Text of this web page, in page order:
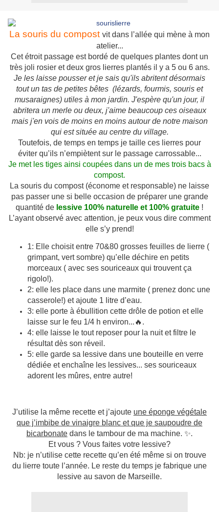
La souris du compost vit dans l’allée qui mène à mon
atelier...
Cet étroit passage est bordé de quelques plantes dont un
très joli rosier et deux gros lierres plantés il y a 5 ou 6 ans.
Je les laisse pousser et je sais qu'ils abritent désormais
tout un tas de petites bêtes (lézards, fourmis, souris et
musaraignes) utiles à mon jardin. J'espère qu'un jour, il
abritera un merle ou deux, j'aime beaucoup ces oiseaux
mais j'en vois de moins en moins autour de notre maison
qui est située au centre du village.
Toutefois, de temps en temps je taille ces lierres pour
éviter qu’ils n’empiètent sur le passage carrossable...
Je met les tiges ainsi coupées dans un de mes trois bacs à
compost.
La souris du compost (économe et responsable) ne laisse
pas passer une si belle occasion de préparer une grande
quantité de lessive 100% naturelle et 100% gratuite !
L’ayant observé avec attention, je peux vous dire comment
elle s’y prend!
1: Elle choisit entre 70&80 grosses feuilles de lierre (
grimpant, vert sombre) qu’elle déchire en petits
morceaux ( avec ses souriceaux qui trouvent ça
rigolo!).
2: elle les place dans une marmite ( prenez donc une
casserole!) et ajoute 1 litre d’eau.
3: elle porte à ébullition cette drôle de potion et elle
laisse sur le feu 1/4 h environ...🔥.
4: elle laisse le tout reposer pour la nuit et filtre le
résultat dès son réveil.
5: elle garde sa lessive dans une bouteille en verre
dédiée et enchaîne les lessives... ses souriceaux
adorent les mûres, entre autre!
J’utilise la même recette et j’ajoute une éponge végétale
que j’imbibe de vinaigre blanc et que je saupoudre de
bicarbonate dans le tambour de ma machine. ✨.
Et vous ? Vous faites votre lessive?
Nb: je n’utilise cette recette qu’en été même si on trouve
du lierre toute l’année. Le reste du temps je fabrique une
lessive au savon de Marseille.